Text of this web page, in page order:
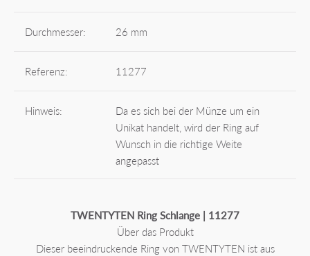
Durchmesser: 26 mm
Referenz: 11277
Hinweis:
Da es sich bei der Münze um ein
Unikat handelt, wird der Ring auf
Wunsch in die richtige Weite
angepasst
TWENTYTEN Ring Schlange | 11277
Über das Produkt
Dieser beeindruckende Ring von TWENTYTEN ist aus